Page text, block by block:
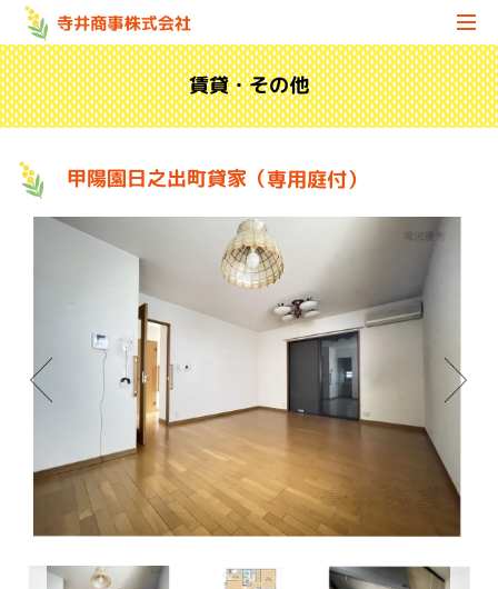
賃貸・その他
甲陽園日之出町貸家（専用庭付）